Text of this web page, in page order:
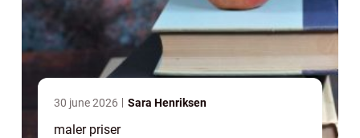
30 june 2026 Sara Henriksen
maler priser